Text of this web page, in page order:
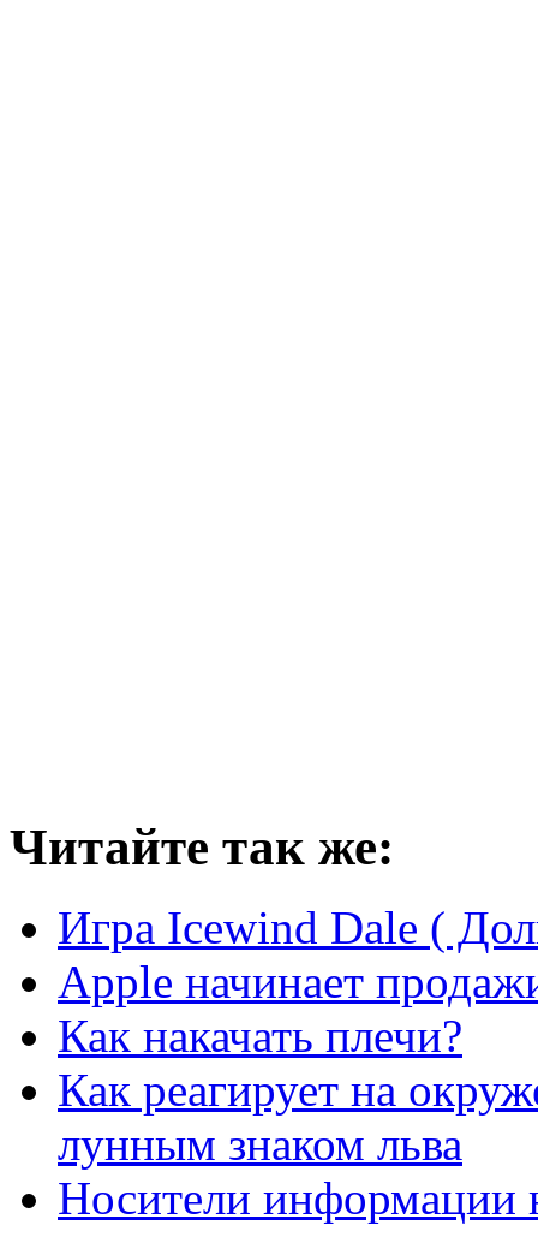
Читайте так же:
Игра Icewind Dale (
Apple начинает
Как накачать плечи?
Как реагирует на
лунным знаком льва
Носители информации